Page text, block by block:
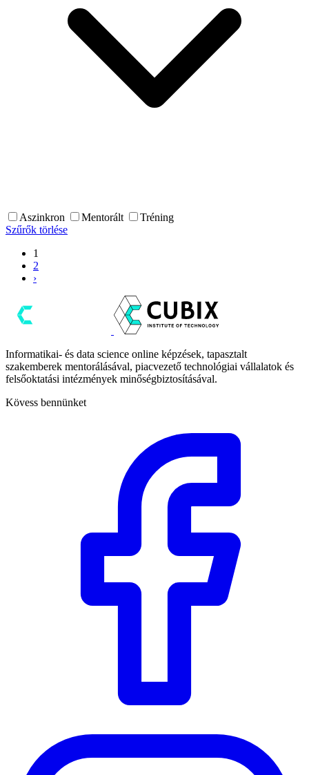
Aszinkron Mentorált
Tréning
Szűrők törlése
1
2
›
Informatikai- és data science online képzések, tapasztalt
szakemberek mentorálásával, piacvezető technológiai vállalatok és
felsőoktatási intézmények minőségbiztosításával.
Kövess bennünket